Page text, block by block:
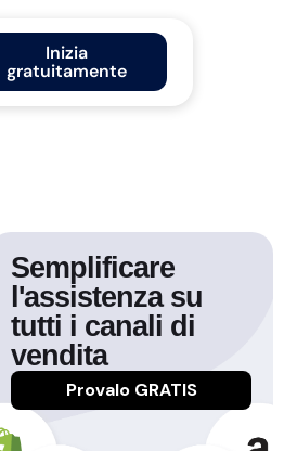
Inizia
gratuitamente
Semplificare
l'assistenza su
tutti i canali di
vendita
Provalo GRATIS